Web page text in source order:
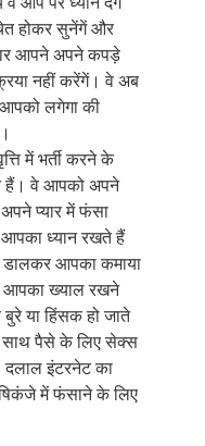
होकर सुनेंगें और
आपने अपने कपड़े
नहीं करेंगें। वे अब
लगेगा की
में भर्ती करने के
हैं। वे आपको अपने
प्यार में फंसा
ध्यान रखते हैं
डालकर आपका कमाया
आपका ख्याल रखने
या हिंसक हो जाते
पैसे के लिए सेक्स
इंटरनेट का
में फंसाने के लिए